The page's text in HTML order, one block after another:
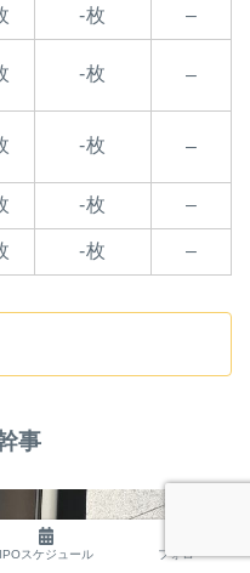
-枚 –
-枚 –
-枚 –
-枚 –
-枚 –
事
IPOスケジュール フォロー